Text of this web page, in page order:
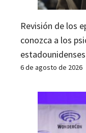
Revisión de los
conozca a los
6 de agosto de 2026